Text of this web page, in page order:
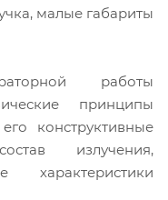
малые габариты
работы
принципы
конструктивные
излучения,
характеристики